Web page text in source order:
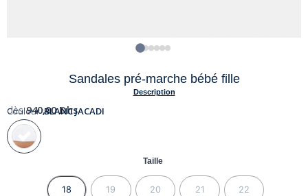
Sandales pré-marche bébé fille
Description
dès 940,00Dhs
Couleur :BLANC JACADI
Taille
18 19 20 21 22